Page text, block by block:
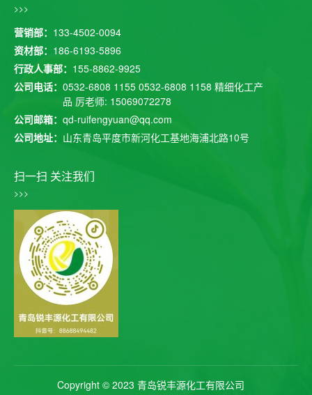
>>>
营销部： 133-4502-0094
资材部： 186-6193-5896
行政人事部： 155-8862-9925
公司电话： 0532-6808 1155 0532-6808 1158 精细化工产
品 厉老师: 15069072278
公司邮箱： qd-ruifengyuan@qq.com
公司地址： 山东青岛平度市新河化工基地海浦北路10号
扫一扫 关注我们
>>>
Copyright © 2023 青岛锐丰源化工有限公司